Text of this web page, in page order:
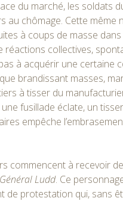
du marché, les soldats
au chômage. Cette même
à coups de masse
réactions collectives,
à acquérir une certaine
brandissant masses,
à tisser du
fusillade éclate, un
empêche
commencent à recevoir
Général Ludd. Ce
de protestation qui, sans